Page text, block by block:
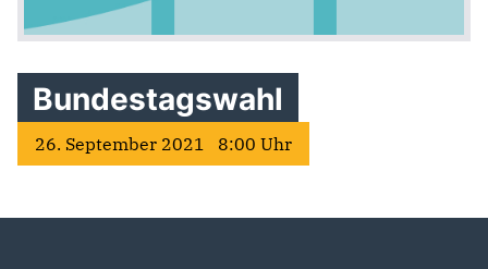
Bundestagswahl
26. September 2021 8:00 Uhr